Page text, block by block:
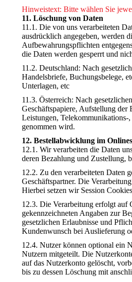
Hinweistext: Bitte wählen Sie
11. Löschung von Daten
11.1. Die von uns verarbeiteten
ausdrücklich angegeben, werden
Aufbewahrungspflichten
die Daten werden gesperrt und
11.2. Deutschland: Nach
Handelsbriefe, Buchungsbelege,
Unterlagen, etc
11.3. Österreich: Nach
Geschäftspapiere, Aufstellung der
Leistungen,
genommen wird.
12. Bestellabwicklung im
12.1. Wir verarbeiten die Daten
deren Bezahlung und Zustellung,
12.2. Zu den verarbeiteten Daten
Geschäftspartner. Die
Hierbei setzen wir Session
12.3. Die Verarbeitung erfolgt
gekennzeichneten Angaben zur
gesetzlichen Erlaubnisse und
Kundenwunsch bei Auslieferung
12.4. Nutzer können optional ein
Nutzern mitgeteilt. Die
auf das Nutzerkonto gelöscht,
bis zu dessen Löschung mit